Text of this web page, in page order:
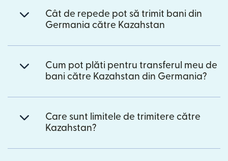
Cât de repede pot să trimit bani din
Germania către Kazahstan
Cum pot plăti pentru transferul meu de
bani către Kazahstan din Germania?
Care sunt limitele de trimitere către
Kazahstan?